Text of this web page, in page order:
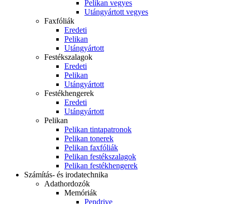
Pelikan vegyes
Utángyártott vegyes
Faxfóliák
Eredeti
Pelikan
Utángyártott
Festékszalagok
Eredeti
Pelikan
Utángyártott
Festékhengerek
Eredeti
Utángyártott
Pelikan
Pelikan tintapatronok
Pelikan tonerek
Pelikan faxfóliák
Pelikan festékszalagok
Pelikan festékhengerek
Számítás- és irodatechnika
Adathordozók
Memóriák
Pendrive